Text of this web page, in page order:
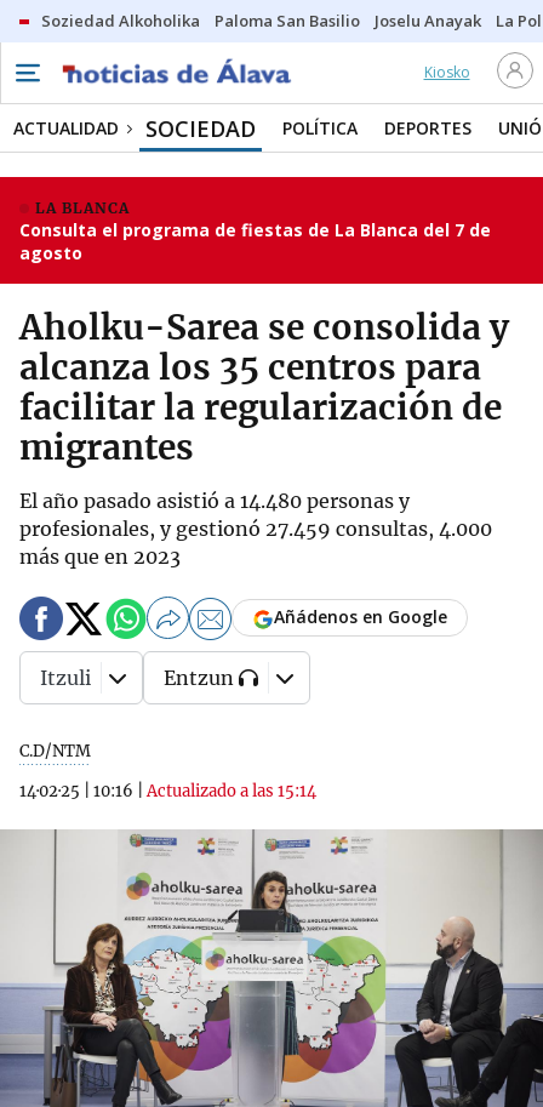
Soziedad Alkoholika Paloma San Basilio Joselu Anayak La
Kiosko
ACTUALIDAD SOCIEDAD POLÍTICA DEPORTES
LA BLANCA
Consulta el programa de fiestas de La Blanca del 7 de
agosto
Aholku-Sarea se consolida y
alcanza los 35 centros para
facilitar la regularización de
migrantes
El año pasado asistió a 14.480 personas y
profesionales, y gestionó 27.459 consultas, 4.000
más que en 2023
C.D/NTM
14·02·25
10:16 |Actualizado a las 15:14
Añádenos en Google
Itzuli Entzun